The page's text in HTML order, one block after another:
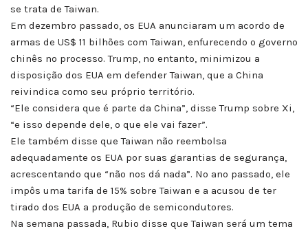
se trata de Taiwan.
Em dezembro passado, os EUA anunciaram um acordo de
armas de US$ 11 bilhões com Taiwan, enfurecendo o governo
chinês no processo. Trump, no entanto, minimizou a
disposição dos EUA em defender Taiwan, que a China
reivindica como seu próprio território.
“Ele considera que é parte da China”, disse Trump sobre Xi,
“e isso depende dele, o que ele vai fazer”.
Ele também disse que Taiwan não reembolsa
adequadamente os EUA por suas garantias de segurança,
acrescentando que “não nos dá nada”. No ano passado, ele
impôs uma tarifa de 15% sobre Taiwan e a acusou de ter
tirado dos EUA a produção de semicondutores.
Na semana passada, Rubio disse que Taiwan será um tema